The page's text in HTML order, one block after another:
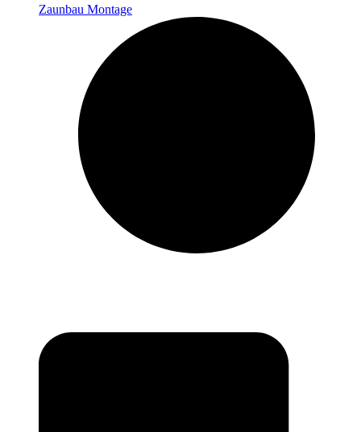
Zaunbau Montage